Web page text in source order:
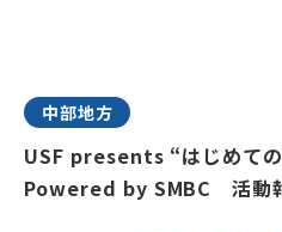
中部地方
USF presents “はじめて
Powered by SMBC 活動